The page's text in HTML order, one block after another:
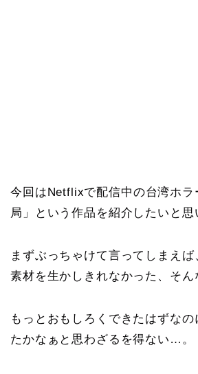
今回はNetflixで配信中の台湾ホラ
局」という作品を紹介したいと思
まずぶっちゃけて言ってしまえば
素材を生かしきれなかった、そん
もっとおもしろくできたはずなの
たかなぁと思わざるを得ない…。